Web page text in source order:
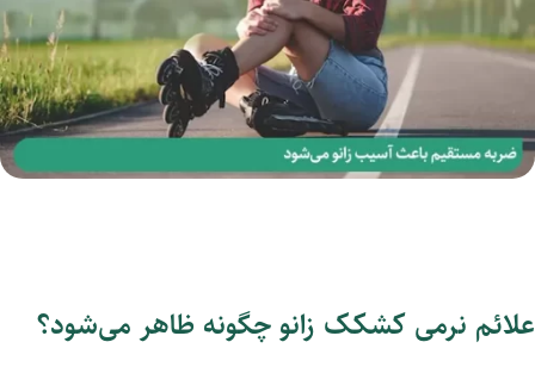
علائم نرمی کشکک زانو چگونه ظاهر می‌شود؟